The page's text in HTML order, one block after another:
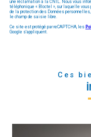
une réclamation à la CNIL. Nous vous
téléphonique « Bloctel », sur laquelle vous
de la protection des Données
le champ de saisie libre.
Ce site est protégé par reCAPTCHA, les
Google s'appliquent.
Ces